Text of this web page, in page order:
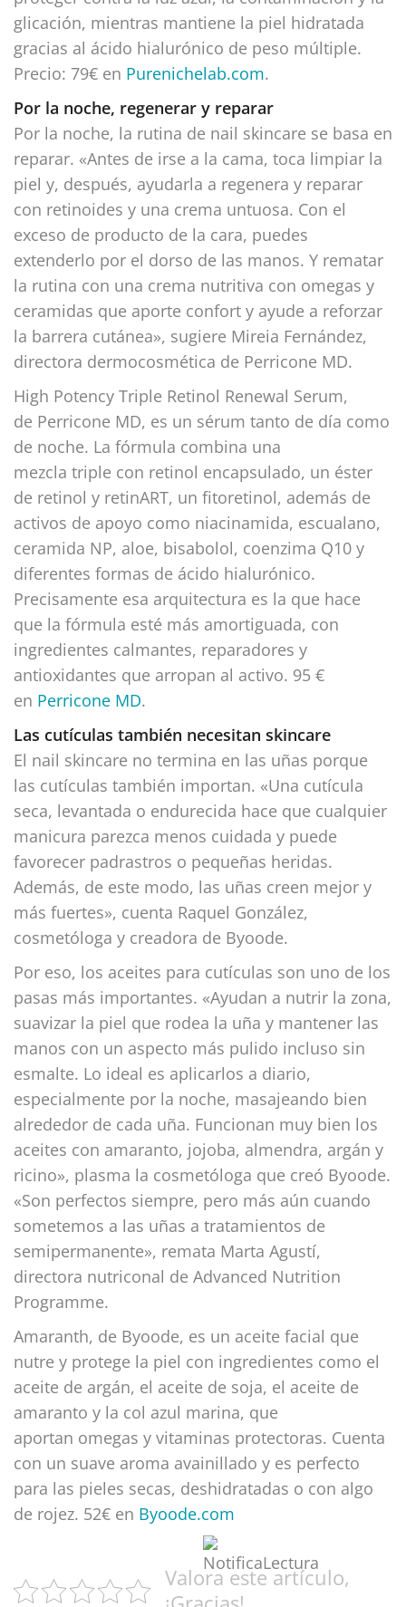
glicación, mientras mantiene la piel hidratada
gracias al ácido hialurónico de peso múltiple.
Precio: 79€ en Purenichelab.com.
Por la noche, regenerar y reparar
Por la noche, la rutina de nail skincare se basa en
reparar. «Antes de irse a la cama, toca limpiar la
piel y, después, ayudarla a regenera y reparar
con retinoides y una crema untuosa. Con el
exceso de producto de la cara, puedes
extenderlo por el dorso de las manos. Y rematar
la rutina con una crema nutritiva con omegas y
ceramidas que aporte confort y ayude a reforzar
la barrera cutánea», sugiere Mireia Fernández,
directora dermocosmética de Perricone MD.
High Potency Triple Retinol Renewal Serum,
de Perricone MD, es un sérum tanto de día como
de noche. La fórmula combina una
mezcla triple con retinol encapsulado, un éster
de retinol y retinART, un fitoretinol, además de
activos de apoyo como niacinamida, escualano,
ceramida NP, aloe, bisabolol, coenzima Q10 y
diferentes formas de ácido hialurónico.
Precisamente esa arquitectura es la que hace
que la fórmula esté más amortiguada, con
ingredientes calmantes, reparadores y
antioxidantes que arropan al activo. 95 €
en Perricone MD.
Las cutículas también necesitan skincare
El nail skincare no termina en las uñas porque
las cutículas también importan. «Una cutícula
seca, levantada o endurecida hace que cualquier
manicura parezca menos cuidada y puede
favorecer padrastros o pequeñas heridas.
Además, de este modo, las uñas creen mejor y
más fuertes», cuenta Raquel González,
cosmetóloga y creadora de Byoode.
Por eso, los aceites para cutículas son uno de los
pasas más importantes. «Ayudan a nutrir la zona,
suavizar la piel que rodea la uña y mantener las
manos con un aspecto más pulido incluso sin
esmalte. Lo ideal es aplicarlos a diario,
especialmente por la noche, masajeando bien
alrededor de cada uña. Funcionan muy bien los
aceites con amaranto, jojoba, almendra, argán y
ricino», plasma la cosmetóloga que creó Byoode.
«Son perfectos siempre, pero más aún cuando
sometemos a las uñas a tratamientos de
semipermanente», remata Marta Agustí,
directora nutriconal de Advanced Nutrition
Programme.
Amaranth, de Byoode, es un aceite facial que
nutre y protege la piel con ingredientes como el
aceite de argán, el aceite de soja, el aceite de
amaranto y la col azul marina, que
aportan omegas y vitaminas protectoras. Cuenta
con un suave aroma avainillado y es perfecto
para las pieles secas, deshidratadas o con algo
de rojez. 52€ en Byoode.com
Valora este artículo,